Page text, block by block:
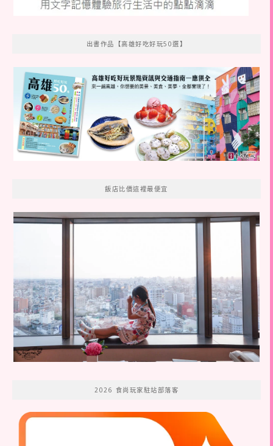
出書作品【高雄好吃好玩50選】
飯店比價這裡最便宜
2026 食尚玩家駐站部落客